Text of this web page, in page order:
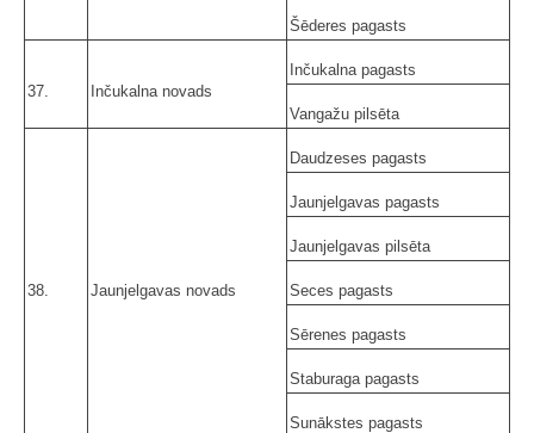
Šēderes pagasts
37. Inčukalna novads
Inčukalna pagasts
Vangažu pilsēta
38. Jaunjelgavas novads
Daudzeses pagasts
Jaunjelgavas pagasts
Jaunjelgavas pilsēta
Seces pagasts
Sērenes pagasts
Staburaga pagasts
Sunākstes pagasts